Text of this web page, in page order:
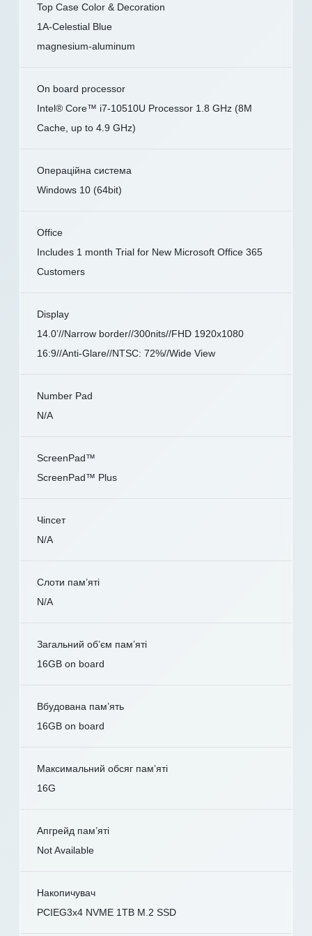
Top Case Color & Decoration
1A-Celestial Blue
magnesium-aluminum
On board processor
Intel® Core™ i7-10510U Processor 1.8 GHz (8M
Cache, up to 4.9 GHz)
Операційна система
Windows 10 (64bit)
Office
Includes 1 month Trial for New Microsoft Office 365
Customers
Display
14.0’//Narrow border//300nits//FHD 1920x1080
16:9//Anti-Glare//NTSC: 72%//Wide View
Number Pad
N/A
ScreenPad™
ScreenPad™ Plus
Чіпсет
N/A
Слоти пам’яті
N/A
Загальний об’єм пам’яті
16GB on board
Вбудована пам’ять
16GB on board
Максимальний обсяг пам’яті
16G
Апгрейд пам’яті
Not Available
Накопичувач
PCIEG3x4 NVME 1TB M.2 SSD